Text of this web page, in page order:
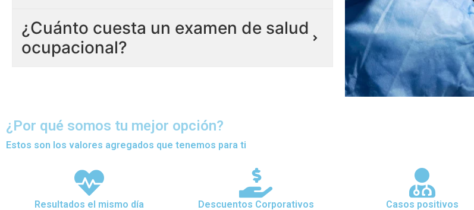
¿Cuánto cuesta un examen de salud
ocupacional?
¿Por qué somos tu mejor opción?
Estos son los valores agregados que tenemos para ti
Resultados el mismo día Descuentos Corporativos Casos positivos